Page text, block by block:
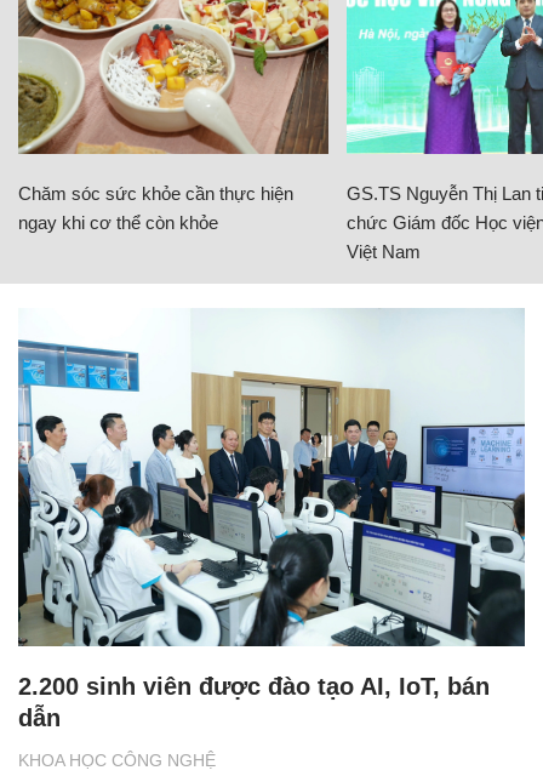
Chăm sóc sức khỏe cần thực hiện
ngay khi cơ thể còn khỏe
GS.TS Nguyễn Thị Lan
chức Giám đốc Học
Việt Nam
KHOA HỌC CÔNG NGHỆ
2.200 sinh viên được đào tạo AI, IoT, bán
dẫn